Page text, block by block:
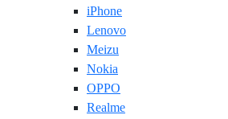
iPhone
Lenovo
Meizu
Nokia
OPPO
Realme